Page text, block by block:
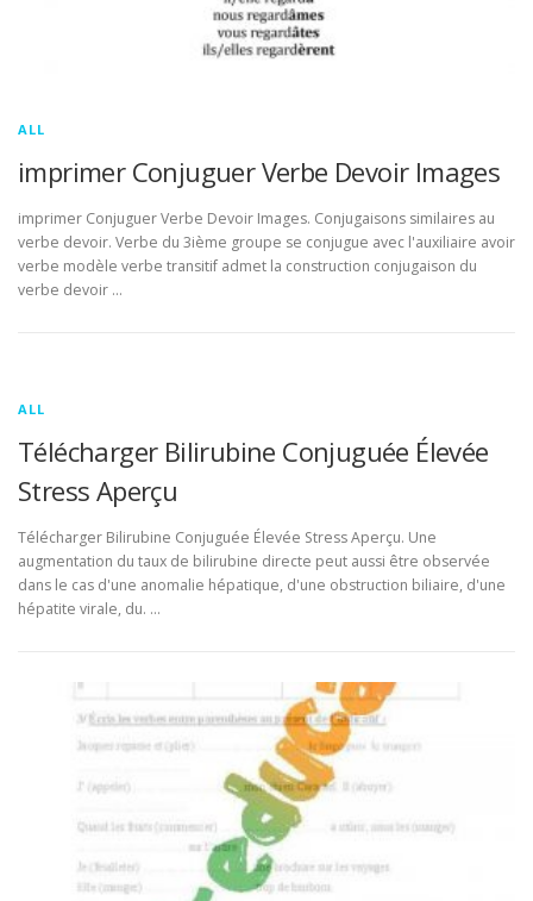
ALL
imprimer Conjuguer Verbe Devoir Images
imprimer Conjuguer Verbe Devoir Images. Conjugaisons similaires au
verbe devoir. Verbe du 3ième groupe se conjugue avec l'auxiliaire avoir
verbe modèle verbe transitif admet la construction conjugaison du
verbe devoir …
ALL
Télécharger Bilirubine Conjuguée Élevée
Stress Aperçu
Télécharger Bilirubine Conjuguée Élevée Stress Aperçu. Une
augmentation du taux de bilirubine directe peut aussi être observée
dans le cas d'une anomalie hépatique, d'une obstruction biliaire, d'une
hépatite virale, du. …